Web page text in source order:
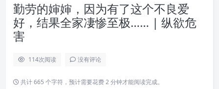
勤劳的婶婶，因为有了这个不良爱
好，结果全家凄惨至极…… | 纵欲危
害
114次阅读 没有评论
共计 665 个字符，预计需要花费 2 分钟才能阅读完成。